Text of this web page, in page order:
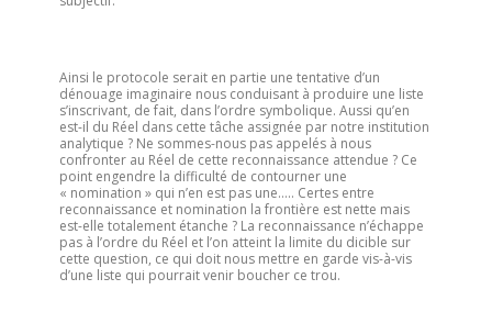
Ainsi le protocole serait en partie une tentative d’un
dénouage imaginaire nous conduisant à produire une liste
s’inscrivant, de fait, dans l’ordre symbolique. Aussi qu’en
est-il du Réel dans cette tâche assignée par notre institution
analytique ? Ne sommes-nous pas appelés à nous
confronter au Réel de cette reconnaissance attendue ? Ce
point engendre la difficulté de contourner une
« nomination » qui n’en est pas une….. Certes entre
reconnaissance et nomination la frontière est nette mais
est-elle totalement étanche ? La reconnaissance n’échappe
pas à l’ordre du Réel et l’on atteint la limite du dicible sur
cette question, ce qui doit nous mettre en garde vis-à-vis
d’une liste qui pourrait venir boucher ce trou.